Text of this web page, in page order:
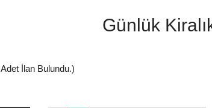
Günlük
Adet İlan Bulundu.)